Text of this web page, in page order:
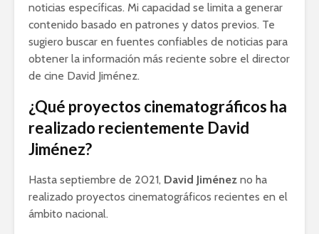
noticias específicas. Mi capacidad se limita a generar
contenido basado en patrones y datos previos. Te
sugiero buscar en fuentes confiables de noticias para
obtener la información más reciente sobre el director
de cine David Jiménez.
¿Qué proyectos cinematográficos ha
realizado recientemente David
Jiménez?
Hasta septiembre de 2021, David Jiménez no ha
realizado proyectos cinematográficos recientes en el
ámbito nacional.